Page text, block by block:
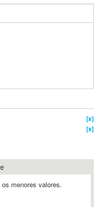
[x]
[x]
menores valores.